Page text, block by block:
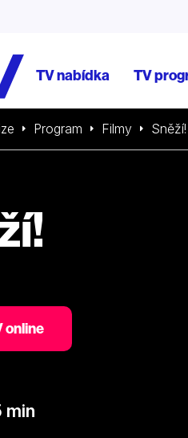
TV nabídka TV
Program Filmy Sněží!
online